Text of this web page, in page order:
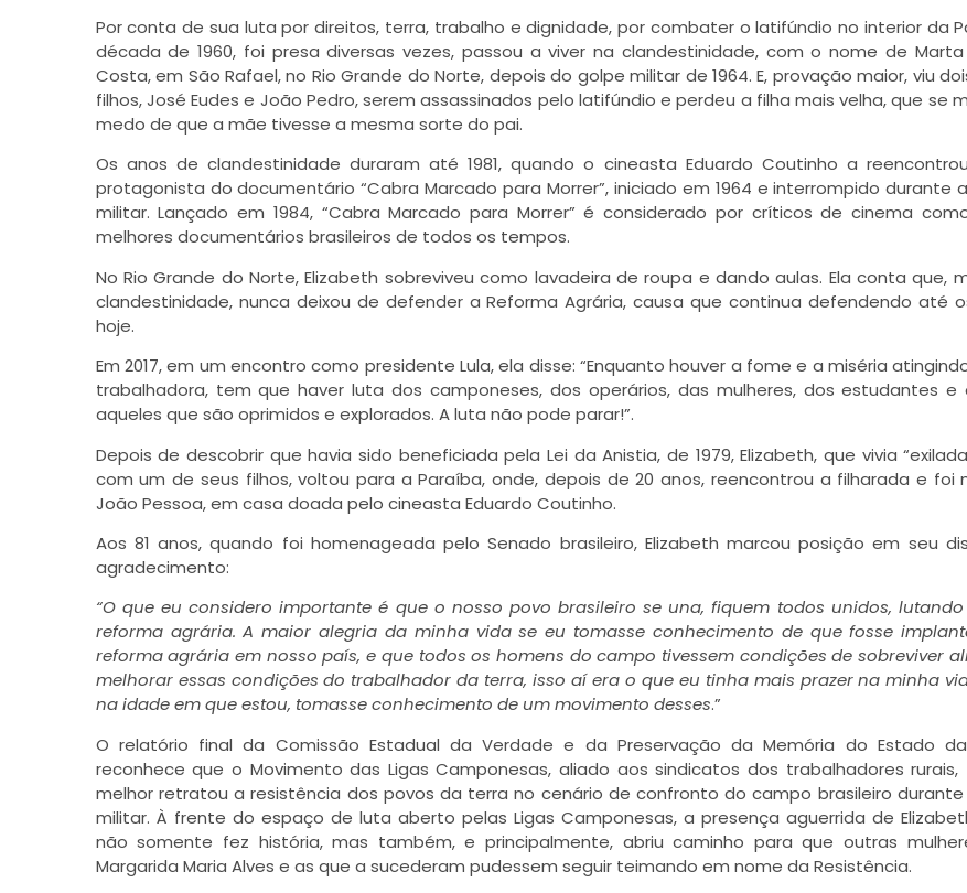
Por conta de sua luta por direitos, terra, trabalho e dignidade, por combater o latifúndio no interior da
década de 1960, foi presa diversas vezes, passou a viver na clandestinidade, com o nome de
Costa, em São Rafael, no Rio Grande do Norte, depois do golpe militar de 1964. E, provação maior, viu
filhos, José Eudes e João Pedro, serem assassinados pelo latifúndio e perdeu a filha mais velha, que se
medo de que a mãe tivesse a mesma sorte do pai.
Os anos de clandestinidade duraram até 1981, quando o cineasta Eduardo Coutinho a
protagonista do documentário “Cabra Marcado para Morrer”, iniciado em 1964 e interrompido durante
militar. Lançado em 1984, “Cabra Marcado para Morrer” é considerado por críticos de cinema
melhores documentários brasileiros de todos os tempos.
No Rio Grande do Norte, Elizabeth sobreviveu como lavadeira de roupa e dando aulas. Ela conta que,
clandestinidade, nunca deixou de defender a Reforma Agrária, causa que continua defendendo até
hoje.
Em 2017, em um encontro como presidente Lula, ela disse: “Enquanto houver a fome e a miséria
trabalhadora, tem que haver luta dos camponeses, dos operários, das mulheres, dos estudantes
aqueles que são oprimidos e explorados. A luta não pode parar!”.
Depois de descobrir que havia sido beneficiada pela Lei da Anistia, de 1979, Elizabeth, que vivia
com um de seus filhos, voltou para a Paraíba, onde, depois de 20 anos, reencontrou a filharada e foi
João Pessoa, em casa doada pelo cineasta Eduardo Coutinho.
Aos 81 anos, quando foi homenageada pelo Senado brasileiro, Elizabeth marcou posição em seu
agradecimento:
“O que eu considero importante é que o nosso povo brasileiro se una, fiquem todos unidos,
reforma agrária. A maior alegria da minha vida se eu tomasse conhecimento de que fosse
reforma agrária em nosso país, e que todos os homens do campo tivessem condições de sobreviver
melhorar essas condições do trabalhador da terra, isso aí era o que eu tinha mais prazer na minha
na idade em que estou, tomasse conhecimento de um movimento desses.”
O relatório final da Comissão Estadual da Verdade e da Preservação da Memória do Estado
reconhece que o Movimento das Ligas Camponesas, aliado aos sindicatos dos trabalhadores
melhor retratou a resistência dos povos da terra no cenário de confronto do campo brasileiro
militar. À frente do espaço de luta aberto pelas Ligas Camponesas, a presença aguerrida de
não somente fez história, mas também, e principalmente, abriu caminho para que outras
Margarida Maria Alves e as que a sucederam pudessem seguir teimando em nome da Resistência.